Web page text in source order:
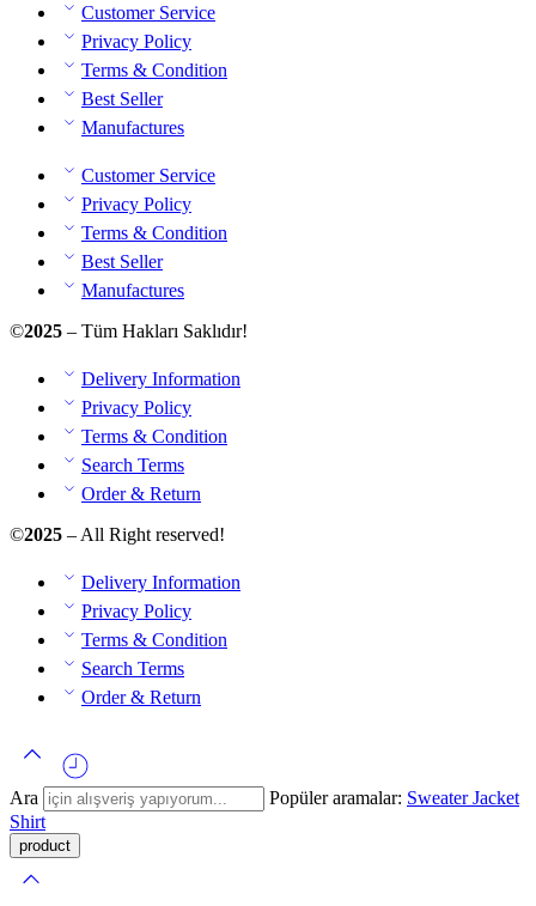
Customer Service
Privacy Policy
Terms & Condition
Best Seller
Manufactures
Customer Service
Privacy Policy
Terms & Condition
Best Seller
Manufactures
©2025 – Tüm Hakları Saklıdır!
Delivery Information
Privacy Policy
Terms & Condition
Search Terms
Order & Return
©2025 – All Right reserved!
Delivery Information
Privacy Policy
Terms & Condition
Search Terms
Order & Return
Ara Popüler aramalar: SweaterJacket
Shirt